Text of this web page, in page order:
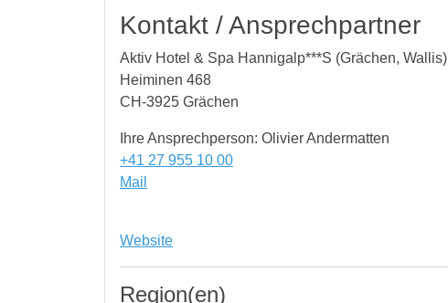
Kontakt / Ansprechpartner
Aktiv Hotel & Spa Hannigalp***S (Grächen, Wallis)
Heiminen 468
CH-3925 Grächen
Ihre Ansprechperson: Olivier Andermatten
+41 27 955 10 00
Mail
Website
Region(en)